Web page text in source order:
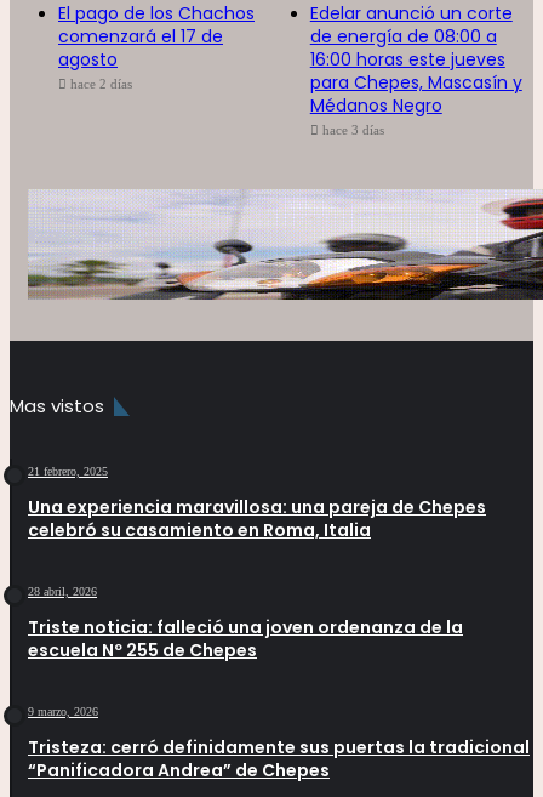
El pago de los Chachos
comenzará el 17 de
agosto
hace 2 días
Edelar anunció un corte
de energía de 08:00 a
16:00 horas este jueves
para Chepes, Mascasín y
Médanos Negro
hace 3 días
Mas vistos
21 febrero, 2025
Una experiencia maravillosa: una pareja de Chepes
celebró su casamiento en Roma, Italia
28 abril, 2026
Triste noticia: falleció una joven ordenanza de la
escuela Nº 255 de Chepes
9 marzo, 2026
Tristeza: cerró definidamente sus puertas la tradicional
“Panificadora Andrea” de Chepes